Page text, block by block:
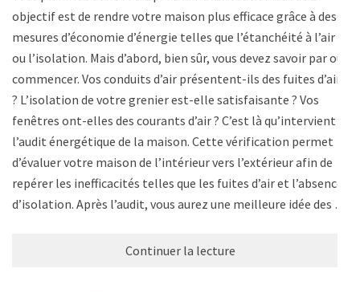
objectif est de rendre votre maison plus efficace grâce à des
mesures d’économie d’énergie telles que l’étanchéité à l’air
ou l’isolation. Mais d’abord, bien sûr, vous devez savoir par où
commencer. Vos conduits d’air présentent-ils des fuites d’air
? L’isolation de votre grenier est-elle satisfaisante ? Vos
fenêtres ont-elles des courants d’air ? C’est là qu’intervient
l’audit énergétique de la maison. Cette vérification permet
d’évaluer votre maison de l’intérieur vers l’extérieur afin de
repérer les inefficacités telles que les fuites d’air et l’absence
d’isolation. Après l’audit, vous aurez une meilleure idée des …
Continuer la lecture